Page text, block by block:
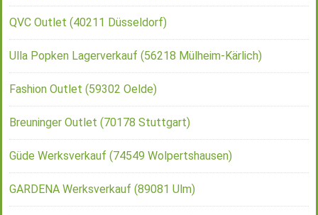
QVC Outlet (40211 Düsseldorf)
Ulla Popken Lagerverkauf (56218 Mülheim-Kärlich)
Fashion Outlet (59302 Oelde)
Breuninger Outlet (70178 Stuttgart)
Güde Werksverkauf (74549 Wolpertshausen)
GARDENA Werksverkauf (89081 Ulm)